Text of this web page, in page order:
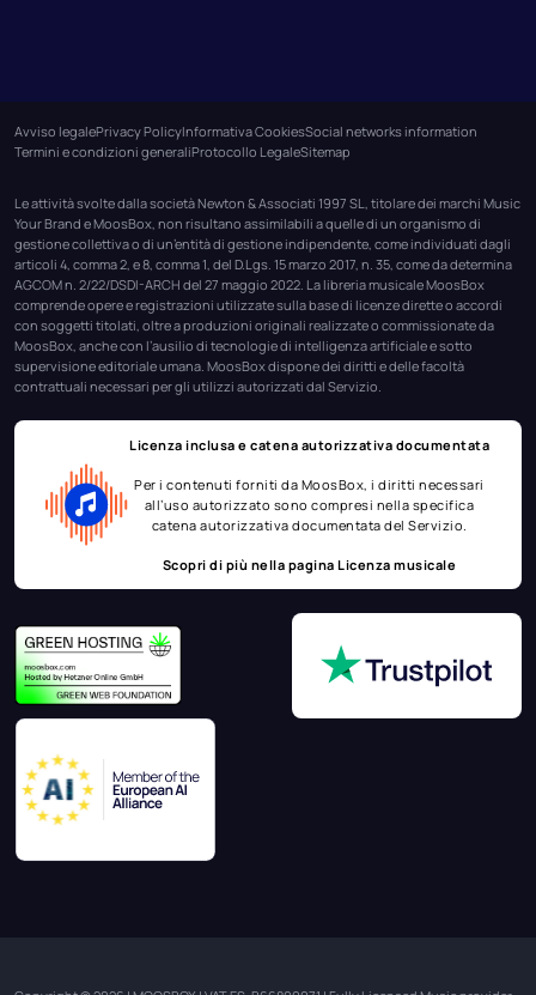
Avviso legalePrivacy PolicyInformativa CookiesSocial networks information
Termini e condizioni generaliProtocollo LegaleSitemap
Le attività svolte dalla società Newton & Associati 1997 SL, titolare dei marchi Music
Your Brand e MoosBox, non risultano assimilabili a quelle di un organismo di
gestione collettiva o di un’entità di gestione indipendente, come individuati dagli
articoli 4, comma 2, e 8, comma 1, del D.Lgs. 15 marzo 2017, n. 35, come da determina
AGCOM n. 2/22/DSDI-ARCH del 27 maggio 2022. La libreria musicale MoosBox
comprende opere e registrazioni utilizzate sulla base di licenze dirette o accordi
con soggetti titolati, oltre a produzioni originali realizzate o commissionate da
MoosBox, anche con l’ausilio di tecnologie di intelligenza artificiale e sotto
supervisione editoriale umana. MoosBox dispone dei diritti e delle facoltà
contrattuali necessari per gli utilizzi autorizzati dal Servizio.
Licenza inclusa e catena autorizzativa documentata
Per i contenuti forniti da MoosBox, i diritti necessari
all’uso autorizzato sono compresi nella specifica
catena autorizzativa documentata del Servizio.
Scopri di più nella paginaLicenza musicale